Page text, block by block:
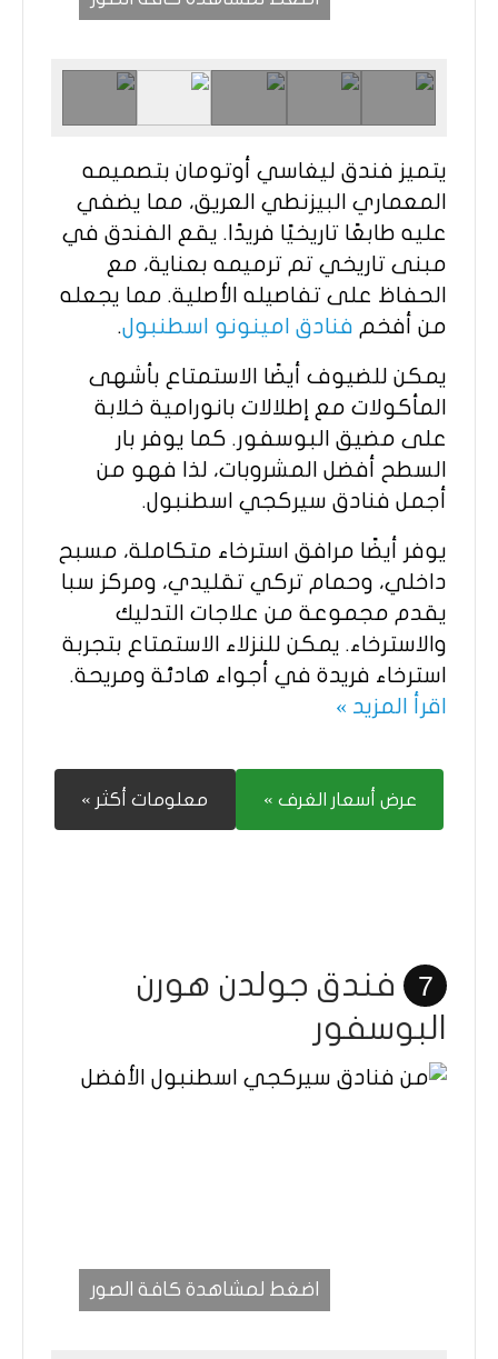
يتميز فندق ليغاسي أوتومان بتصميمه
المعماري البيزنطي العريق، مما يضفي
عليه طابعًا تاريخيًا فريدًا. يقع الفندق في
مبنى تاريخي تم ترميمه بعناية، مع
الحفاظ على تفاصيله الأصلية. مما يجعله
من أفخم فنادق امينونو اسطنبول.
يمكن للضيوف أيضًا الاستمتاع بأشهى
المأكولات مع إطلالات بانورامية خلابة
على مضيق البوسفور. كما يوفر بار
السطح أفضل المشروبات، لذا فهو من
أجمل فنادق سيركجي اسطنبول.
يوفر أيضًا مرافق استرخاء متكاملة، مسبح
داخلي، وحمام تركي تقليدي، ومركز سبا
يقدم مجموعة من علاجات التدليك
والاسترخاء. يمكن للنزلاء الاستمتاع بتجربة
استرخاء فريدة في أجواء هادئة ومريحة.
اقرأ المزيد »
عرض أسعار الغرف » معلومات أكثر »
7
فندق جولدن هورن
البوسفور
اضغط لمشاهدة كافة الصور